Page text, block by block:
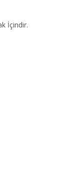
İçindir.